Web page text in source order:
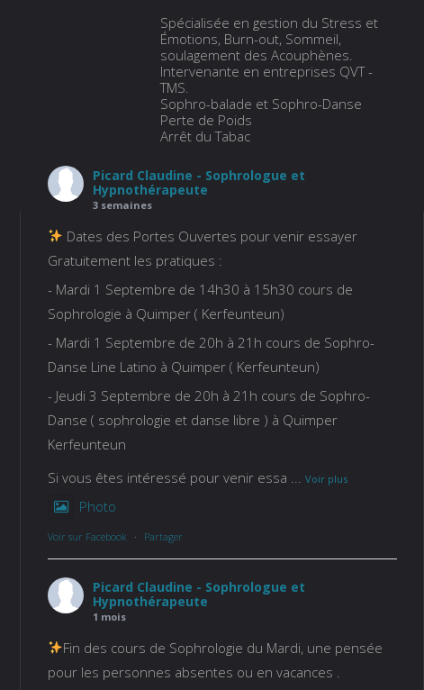
Spécialisée en gestion du Stress et
Émotions, Burn-out, Sommeil,
soulagement des Acouphènes.
Intervenante en entreprises QVT -
TMS.
Sophro-balade et Sophro-Danse
Perte de Poids
Arrêt du Tabac
Picard Claudine - Sophrologue et
Hypnothérapeute
3 semaines
Dates des Portes Ouvertes pour venir essayer
Gratuitement les pratiques :
- Mardi 1 Septembre de 14h30 à 15h30 cours de
Sophrologie à Quimper ( Kerfeunteun)
- Mardi 1 Septembre de 20h à 21h cours de Sophro-
Danse Line Latino à Quimper ( Kerfeunteun)
- Jeudi 3 Septembre de 20h à 21h cours de Sophro-
Danse ( sophrologie et danse libre ) à Quimper
Kerfeunteun
Si vous êtes intéressé pour venir essa
Voir plus
Photo
Voir sur Facebook · Partager
Picard Claudine - Sophrologue et
Hypnothérapeute
1 mois
Fin des cours de Sophrologie du Mardi, une pensée
pour les personnes absentes ou en vacances .